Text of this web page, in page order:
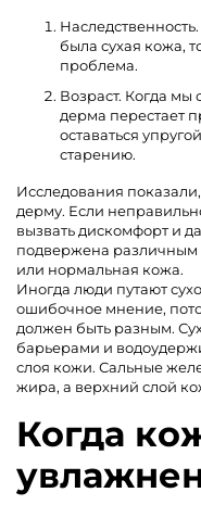
была сухая кожа,
проблема.
Возраст. Когда мы
дерма перестает
оставаться
старению.
Исследования
дерму. Если
вызвать дискомфорт и
подвержена
или нормальная кожа.
Иногда люди путают
ошибочное мнение,
должен быть разным.
барьерами и
слоя кожи. Сальные
жира, а верхний слой
Когда